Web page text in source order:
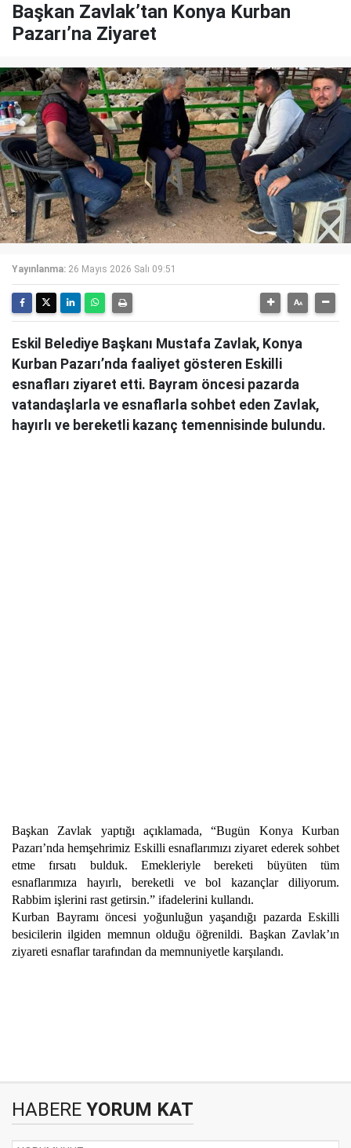
Başkan Zavlak’tan Konya Kurban
Pazarı’na Ziyaret
Yayınlanma: 26 Mayıs 2026 Salı 09:51
Eskil Belediye Başkanı Mustafa Zavlak, Konya
Kurban Pazarı’nda faaliyet gösteren Eskilli
esnafları ziyaret etti. Bayram öncesi pazarda
vatandaşlarla ve esnaflarla sohbet eden Zavlak,
hayırlı ve bereketli kazanç temennisinde bulundu.
Başkan Zavlak yaptığı açıklamada, “Bugün Konya Kurban
Pazarı’nda hemşehrimiz Eskilli esnaflarımızı ziyaret ederek sohbet
etme fırsatı bulduk. Emekleriyle bereketi büyüten tüm
esnaflarımıza hayırlı, bereketli ve bol kazançlar diliyorum.
Rabbim işlerini rast getirsin.” ifadelerini kullandı.
Kurban Bayramı öncesi yoğunluğun yaşandığı pazarda Eskilli
besicilerin ilgiden memnun olduğu öğrenildi. Başkan Zavlak’ın
ziyareti esnaflar tarafından da memnuniyetle karşılandı.
HABERE YORUM KAT